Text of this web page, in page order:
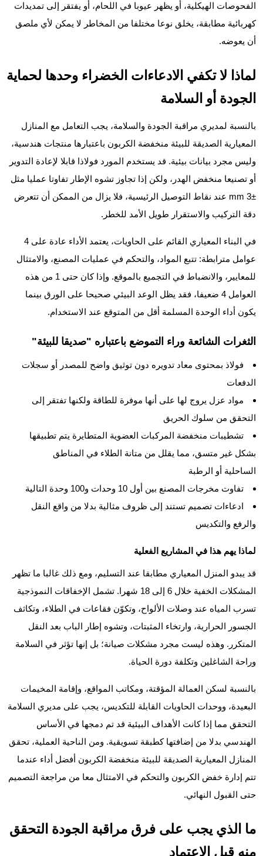
الفحوصات الهيكلية، أو يظهر عيوبا في اللحام، أو يفتقر إلى تمديدات
كهربائية مطابقة، يخلق نوعا مختلفا من المخاطر لا يمكن لأي ملصق
أن يعوضه.
لماذا لا تكفي الادعاءات الخضراء وحدها لحماية
الجودة أو السلامة
بالنسبة لمديري مراقبة الجودة والسلامة، يجب التعامل مع المنازل
المعيارية الصديقة للبيئة منخفضة الكربون باعتبارها منتجات هندسية،
وليس مجرد بيانات بيئية. قد يستخدم المورد فولاذا قابلا لإعادة التدوير
أو تصنيعا منخفض الهدر، ولكن إذا تجاوز تشوه الإطار تفاوتا عمليا مثل
±3 mm عند نقاط التوصيل الرئيسية، فلا يزال من الممكن أن تتعرض
دقة التركيب والاستقرار طويل الأمد للخطر.
في البناء المعياري القائم على الحاويات، يعتمد الأداء عادة على 4
عوامل مترابطة: تتبع المواد، والتحكم في عمليات المصنع، والامتثال
للمعايير، والانضباط في التجميع بالموقع. وإذا كان حتى 1 من هذه
العوامل 4 ضعيفا، فقد يظل الوعد البيئي صحيحا على الورق بينما
يكون أداء الوحدة المسلمة أقل من المتوقع عند الاستخدام.
الثغرات الشائعة وراء التموضع باعتباره "صديقا للبيئة"
فولاذ بمحتوى معاد تدويره دون توثيق واضح للمصدر أو سجلات
الدفعات
مواد عزل يروج لها على أنها موفرة للطاقة ولكنها تفتقر إلى
التحقق من سلوك الحريق
تشطيبات منخفضة المركبات العضوية المتطايرة يتم تطبيقها
بشكل غير متسق، مما يقلل من متانة الطلاء في المناطق
الساحلية أو الرطبة
تفاوت مخرجات المصنع بين أول 10 وحدات و100 وحدة التالية
ادعاءات تصميم تستند إلى ظروف مثالية بدلا من واقع النقل
والرفع والتكديس
لماذا يهم هذا في المشاريع الفعلية
قد يبدو المنزل المعياري مطابقا عند التسليم، ومع ذلك غالبا ما تظهر
المشكلات الخفية خلال 6 إلى 18 شهرا. تشمل الإخفاقات النموذجية
تسرب المياه عند وصلات الألواح، وتكوّن فقاعات في الطلاء، وتكاثف
الجسور الحرارية، وارتخاء المثبتات، وتشوه إطار الباب بعد النقل
المتكرر. وهذه ليست مجرد مشكلات صيانة؛ بل إنها تؤثر في السلامة
وراحة الشاغلين وتكلفة دورة الحياة.
بالنسبة لسكن العمالة المؤقتة، ومكاتب المواقع، وإقامة المخيمات
البعيدة، ووحدات الحاويات القابلة للتكديس، يجب على مديري السلامة
التحقق مما إذا كانت الأهداف البيئية قد تم دمجها في الأساس
الهندسي بدلا من إضافتها كطبقة تسويقية. ومن الناحية العملية، تحقق
المنازل المعيارية الصديقة للبيئة منخفضة الكربون أفضل أداء عندما
تتم إدارة خفض الكربون والتحكم في الامتثال معا من مراجعة التصميم
حتى القبول النهائي.
ما الذي يجب على فرق مراقبة الجودة التحقق
منه قبل الاعتماد